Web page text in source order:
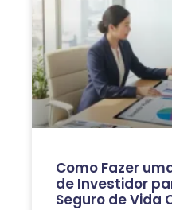
Como Fazer
de Investidor
Seguro de Vida